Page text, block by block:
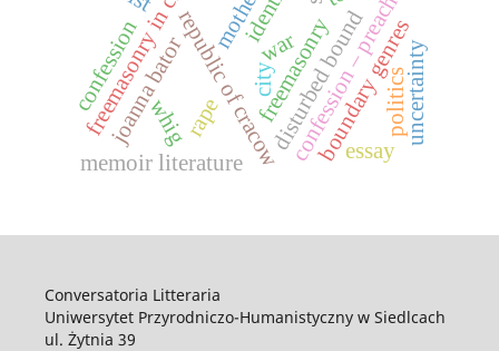
freemasonry
freemasonry in cracowrepublic of cracow
rape disturbed bound
joanna bator confession – preaching
memoir literature boundary genresuncertainty
city
war
essay
whig
confession politics
Conversatoria Litteraria
Uniwersytet Przyrodniczo-Humanistyczny w Siedlcach
ul. Żytnia 39